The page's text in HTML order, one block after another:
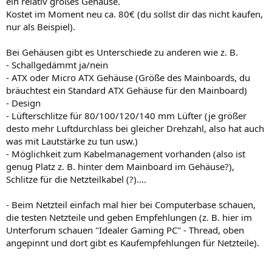
Kostet im Moment neu ca. 80€ (du sollst dir das nicht kaufen,
nur als Beispiel).
Bei Gehäusen gibt es Unterschiede zu anderen wie z. B.
- Schallgedämmt ja/nein
- ATX oder Micro ATX Gehäuse (Größe des Mainboards, du
bräuchtest ein Standard ATX Gehäuse für den Mainboard)
- Design
- Lüfterschlitze für 80/100/120/140 mm Lüfter (je größer
desto mehr Luftdurchlass bei gleicher Drehzahl, also hat auch
was mit Lautstärke zu tun usw.)
- Möglichkeit zum Kabelmanagement vorhanden (also ist
genug Platz z. B. hinter dem Mainboard im Gehäuse?),
Schlitze für die Netzteilkabel (?)....
- Beim Netzteil einfach mal hier bei Computerbase schauen,
die testen Netzteile und geben Empfehlungen (z. B. hier im
Unterforum schauen "Idealer Gaming PC" - Thread, oben
angepinnt und dort gibt es Kaufempfehlungen für Netzteile).